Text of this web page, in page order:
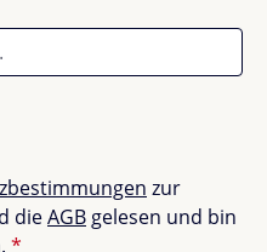
cm x 94 cm x 18 cm
kg
zur
dieAGB gelesen und bin
*